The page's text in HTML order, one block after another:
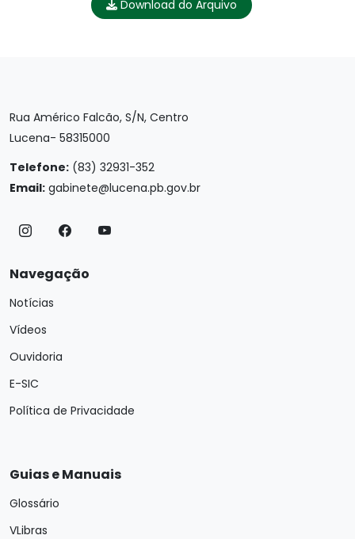
Download do Arquivo
Rua Américo Falcão, S/N, Centro
Lucena- 58315000
Telefone: (83) 32931-352
Email: gabinete@lucena.pb.gov.br
Navegação
Notícias
Vídeos
Ouvidoria
E-SIC
Política de Privacidade
Guias e Manuais
Glossário
VLibras